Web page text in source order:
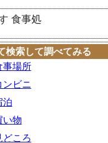
食事処
検索して調べてみる
事場所
ンビニ
泊
い物
ころ